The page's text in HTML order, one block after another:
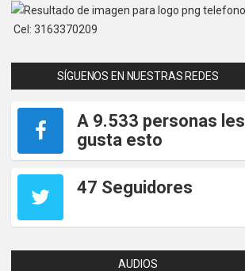
Cel: 3163370209
SÍGUENOS EN NUESTRAS REDES
A 9.533 personas les
gusta esto
47 Seguidores
AUDIOS